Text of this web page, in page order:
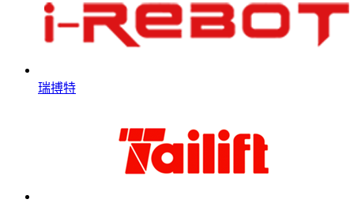
瑞搏特